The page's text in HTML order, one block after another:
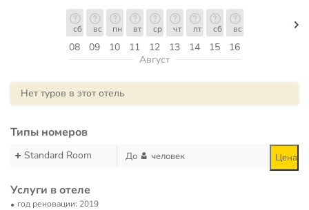
08
сб
09
вс
10
пн
11
вт
12
ср
13
чт
14
пт
15
сб
16
вс
Август
Нет туров в этот отель
Типы номеров
Standard Room До человек Цена
Услуги в отеле
год реновации: 2019